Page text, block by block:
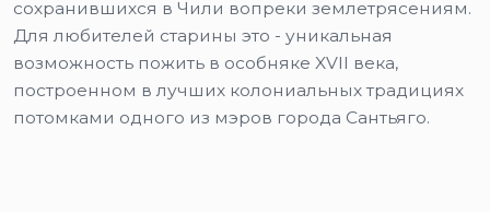
сохранившихся в Чили вопреки землетрясениям.
Для любителей старины это - уникальная
возможность пожить в особняке XVII века,
построенном в лучших колониальных традициях
потомками одного из мэров города Сантьяго.